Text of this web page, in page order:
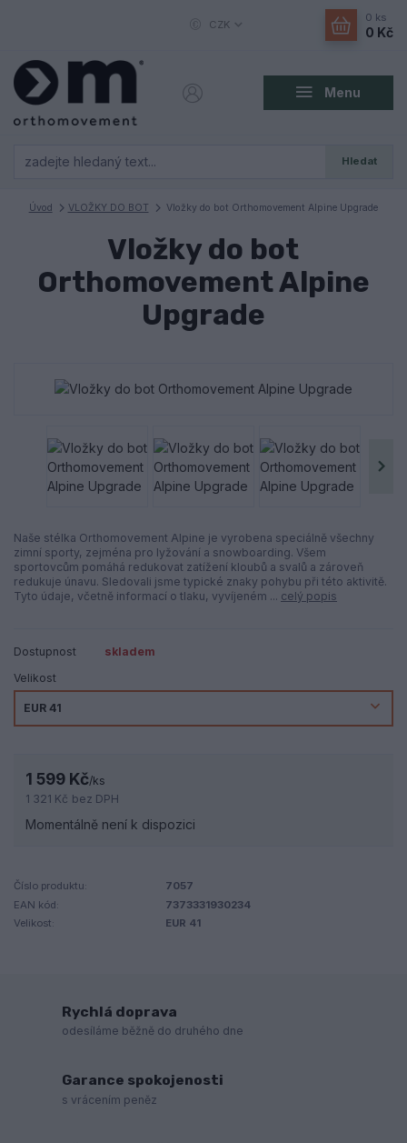
Menu
CZK
Hledat
0 ks
0 Kč
Úvod VLOŽKY DO BOT Vložky do bot Orthomovement Alpine Upgrade
Vložky do bot
Orthomovement Alpine
Upgrade
Naše stélka Orthomovement Alpine je vyrobena speciálně všechny
zimní sporty, zejména pro lyžování a snowboarding. Všem
sportovcům pomáhá redukovat zatížení kloubů a svalů a zároveň
redukuje únavu. Sledovali jsme typické znaky pohybu při této aktivitě.
Tyto údaje, včetně informací o tlaku, vyvíjeném ... celý popis
Dostupnost
skladem
Velikost
1 599 Kč/ks
1 321 Kč bez DPH
Momentálně není k dispozici
Číslo produktu:
7057
EAN kód:
7373331930234
Velikost:
EUR 41
Rychlá doprava
odesíláme běžně do druhého dne
Garance spokojenosti
s vrácením peněz